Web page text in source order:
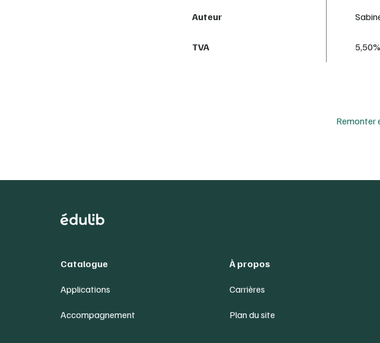
Auteur
TVA 5,50%
Remonter
Catalogue
Applications
Accompagnement
À propos
Carrières
Plan du site